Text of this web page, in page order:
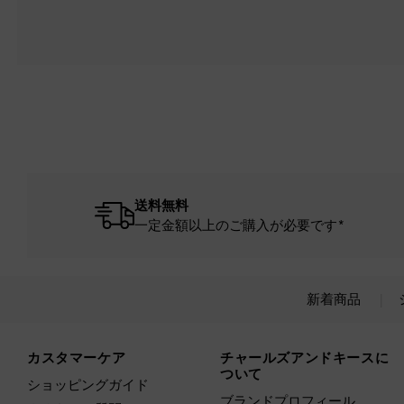
送料無料
一定金額以上のご購入が必要です*
新着商品
カスタマーケア
ショッピングガイド
チャールズアンドキースに
ついて